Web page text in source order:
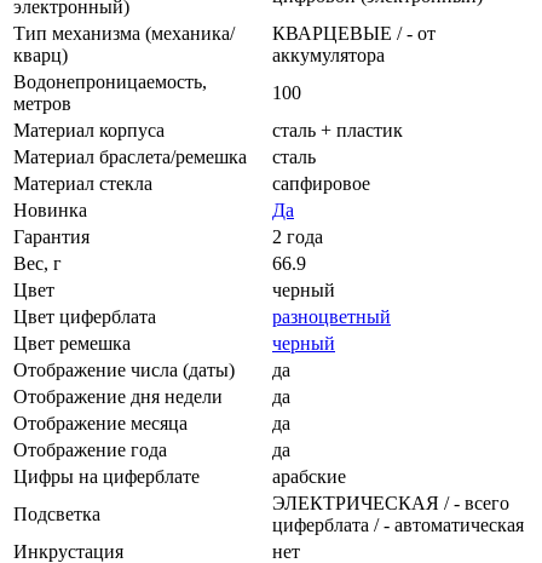
электронный)
Тип механизма (механика/
кварц)
КВАРЦЕВЫЕ / - от
аккумулятора
Водонепроницаемость,
метров
100
Материал корпуса
сталь + пластик
Материал браслета/ремешка
сталь
Материал стекла
сапфировое
Новинка
Да
Гарантия
2 года
Вес, г
66.9
Цвет
черный
Цвет циферблата
разноцветный
Цвет ремешка
черный
Отображение числа (даты)
да
Отображение дня недели
да
Отображение месяца
да
Отображение года
да
Цифры на циферблате
арабские
Подсветка
ЭЛЕКТРИЧЕСКАЯ / - всего
циферблата / - автоматическая
Инкрустация
нет